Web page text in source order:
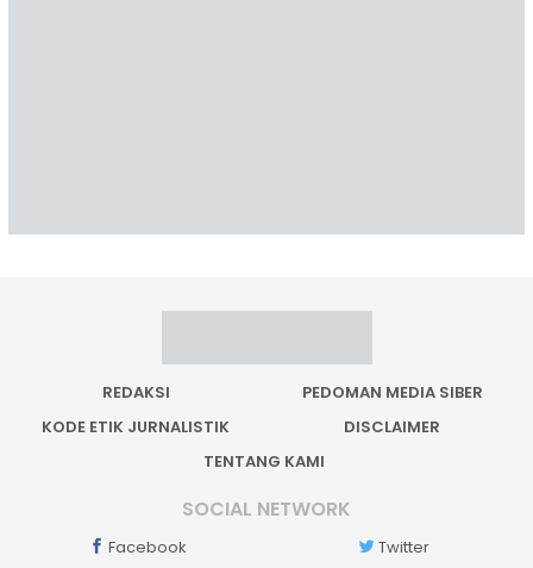
REDAKSI
PEDOMAN MEDIA SIBER
KODE ETIK JURNALISTIK
DISCLAIMER
TENTANG KAMI
SOCIAL NETWORK
Facebook Twitter